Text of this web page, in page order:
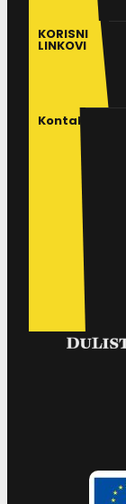
KORISNI
LINKOVI
Kontakt